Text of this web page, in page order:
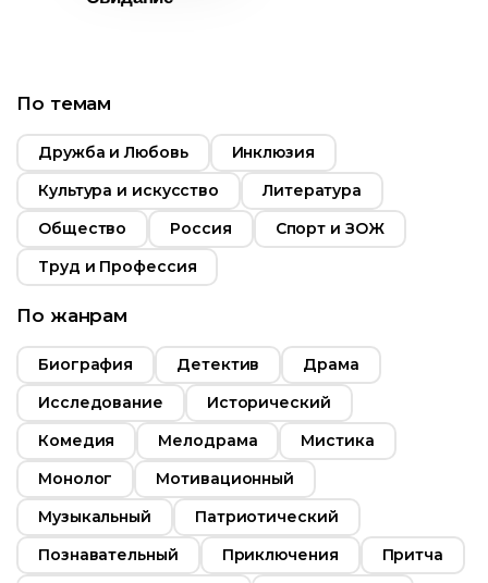
15:16
16+
2018
Россия
По темам
Дружба и Любовь
Инклюзия
Культура и искусство
Литература
Общество
Россия
Спорт и ЗОЖ
Труд и Профессия
По жанрам
Биография Детектив
Драма
Исследование
Исторический
Комедия
Мелодрама
Мистика
Монолог
Мотивационный
Музыкальный
Патриотический
Познавательный
Приключения
Притча